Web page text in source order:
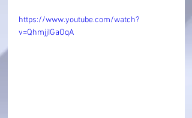
https://www.youtube.com/watch?
v=QhmjjIGaOqA